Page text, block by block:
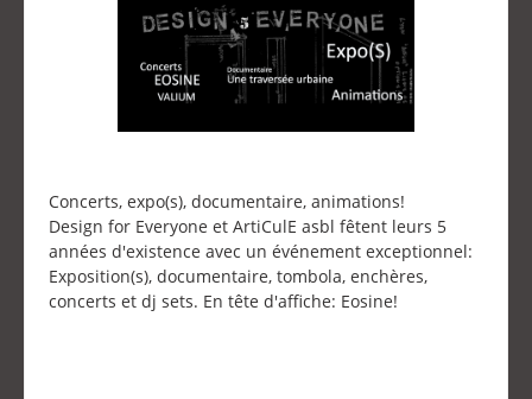
Concerts, expo(s), documentaire, animations!
Design for Everyone et ArtiCulE asbl fêtent leurs 5
années d'existence avec un événement exceptionnel:
Exposition(s), documentaire, tombola, enchères,
concerts et dj sets. En tête d'affiche: Eosine!